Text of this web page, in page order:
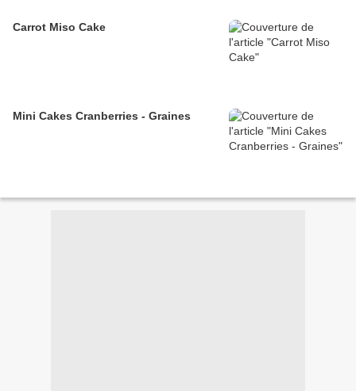
Carrot Miso Cake
Mini Cakes Cranberries - Graines